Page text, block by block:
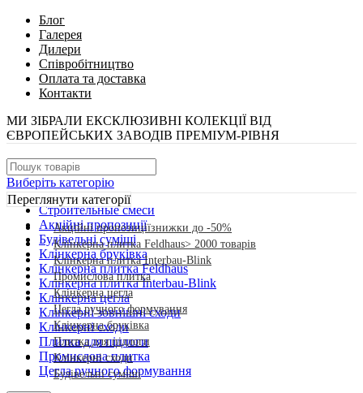
Блог
Галерея
Дилери
Співробітництво
Оплата та доставка
Контакти
МИ ЗІБРАЛИ ЕКСКЛЮЗИВНІ КОЛЕКЦІЇ ВІД
ЄВРОПЕЙСЬКИХ ЗАВОДІВ ПРЕМІУМ-РІВНЯ
Виберіть категорію
Cтроительные смеси
Акційні пропозиції
Будівельні суміші
Клінкерна бруківка
Клінкерна плитка Feldhaus
Клінкерна плитка Interbau-Blink
Клінкерна цегла
Клінкерні зовнішні сходи
Клінкерні сходи
Плитка для підлоги
Промислова плитка
Цегла ручного формування
Переглянути категорії
Акційні пропозиціїзнижки до -50%
Клінкерна плитка Feldhaus> 2000 товарів
Клінкерна плитка Interbau-Blink
Промислова плитка
Клінкерна цегла
Цегла ручного формування
Клінкерна бруківка
Плитка для підлоги
Клінкерні сходи
Будівельні суміші